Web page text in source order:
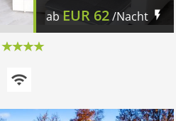
ab EUR 62/Nacht